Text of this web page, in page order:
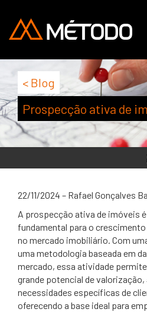
< Blog
Prospecção ativa de
22/11/2024 – Rafael Gonçalves
A prospecção ativa de imóveis
fundamental para o
no mercado imobiliário. Com
uma metodologia baseada em
mercado, essa atividade
grande potencial de valorização,
necessidades específicas de
oferecendo a base ideal para